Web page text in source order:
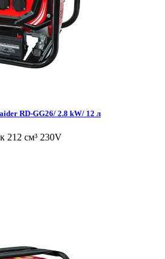
RD-GG26/ 2.8 kW/ 12 л
212 см³ 230V